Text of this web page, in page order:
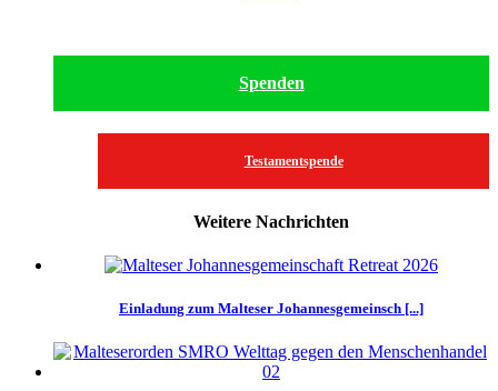
Spenden
Testamentspende
Weitere Nachrichten
Einladung zum Malteser Johannesgemeinsch [...]